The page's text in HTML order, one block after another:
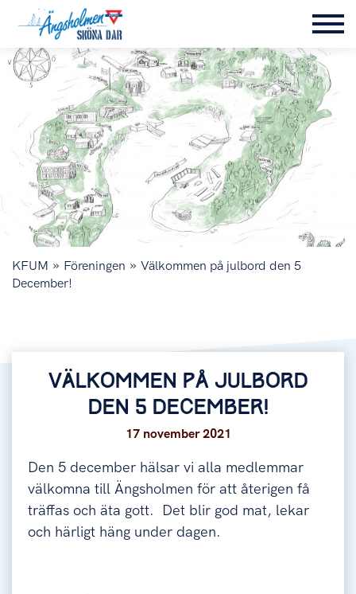
KFUM » Föreningen » Välkommen på julbord den 5
December!
VÄLKOMMEN PÅ JULBORD
DEN 5 DECEMBER!
17 november 2021
Den 5 december hälsar vi alla medlemmar
välkomna till Ängsholmen för att återigen få
träffas och äta gott. Det blir god mat, lekar
och härligt häng under dagen.